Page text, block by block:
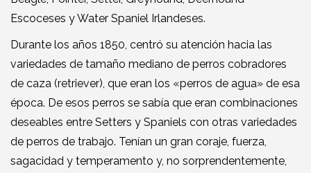
Escoceses y Water Spaniel Irlandeses.
Durante los años 1850, centró su atención hacia las
variedades de tamaño mediano de perros cobradores
de caza (retriever), que eran los «perros de agua» de esa
época. De esos perros se sabía que eran combinaciones
deseables entre Setters y Spaniels con otras variedades
de perros de trabajo. Tenían un gran coraje, fuerza,
sagacidad y temperamento y, no sorprendentemente,